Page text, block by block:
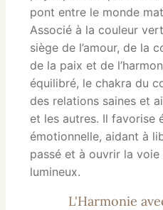
pont entre le monde
Associé à la couleur
siège de l’amour, de la
de la paix et de
équilibré, le chakra du
des relations saines et
et les autres. Il favorise
émotionnelle, aidant à
passé et à ouvrir la
lumineux.
L'Harmonie